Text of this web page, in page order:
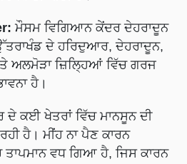
ਮੌਸਮ ਵਿਗਿਆਨ ਕੇਂਦਰ ਦੇਹਰਾਦੂਨ
ਉੱਤਰਾਖੰਡ ਦੇ ਹਰਿਦੁਆਰ, ਦੇਹਰਾਦੂਨ,
ਅਲਮੋੜਾ ਜ਼ਿਲ੍ਹਿਆਂ ਵਿੱਚ ਗਰਜ
ਹੈ।
ਦੇ ਕਈ ਖੇਤਰਾਂ ਵਿੱਚ ਮਾਨਸੂਨ ਦੀ
ਹੈ। ਮੀਂਹ ਨਾ ਪੈਣ ਕਾਰਨ
ਵਧ ਗਿਆ ਹੈ, ਜਿਸ ਕਾਰਨ